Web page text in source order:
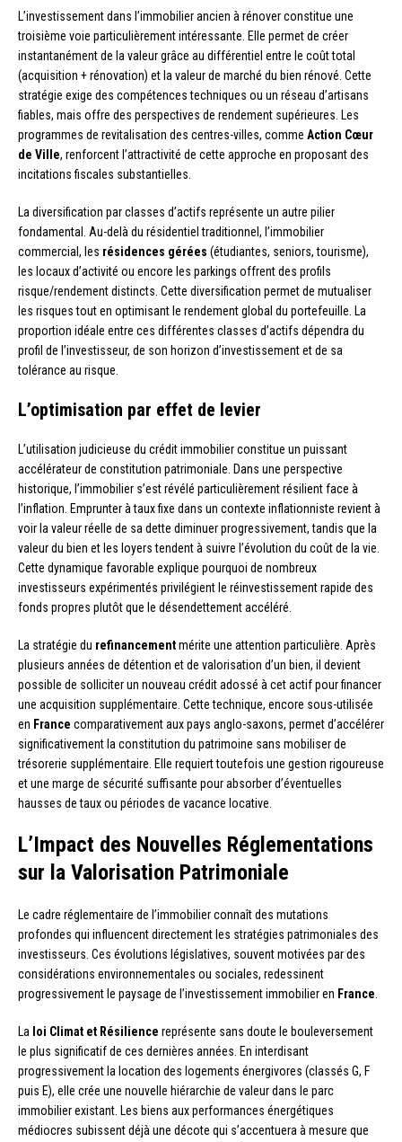
L’investissement dans l’immobilier ancien à rénover constitue une
troisième voie particulièrement intéressante. Elle permet de créer
instantanément de la valeur grâce au différentiel entre le coût total
(acquisition + rénovation) et la valeur de marché du bien rénové. Cette
stratégie exige des compétences techniques ou un réseau d’artisans
fiables, mais offre des perspectives de rendement supérieures. Les
programmes de revitalisation des centres-villes, comme Action Cœur
de Ville, renforcent l’attractivité de cette approche en proposant des
incitations fiscales substantielles.
La diversification par classes d’actifs représente un autre pilier
fondamental. Au-delà du résidentiel traditionnel, l’immobilier
commercial, les résidences gérées (étudiantes, seniors, tourisme),
les locaux d’activité ou encore les parkings offrent des profils
risque/rendement distincts. Cette diversification permet de mutualiser
les risques tout en optimisant le rendement global du portefeuille. La
proportion idéale entre ces différentes classes d’actifs dépendra du
profil de l’investisseur, de son horizon d’investissement et de sa
tolérance au risque.
L’optimisation par effet de levier
L’utilisation judicieuse du crédit immobilier constitue un puissant
accélérateur de constitution patrimoniale. Dans une perspective
historique, l’immobilier s’est révélé particulièrement résilient face à
l’inflation. Emprunter à taux fixe dans un contexte inflationniste revient à
voir la valeur réelle de sa dette diminuer progressivement, tandis que la
valeur du bien et les loyers tendent à suivre l’évolution du coût de la vie.
Cette dynamique favorable explique pourquoi de nombreux
investisseurs expérimentés privilégient le réinvestissement rapide des
fonds propres plutôt que le désendettement accéléré.
La stratégie du refinancementmérite une attention particulière. Après
plusieurs années de détention et de valorisation d’un bien, il devient
possible de solliciter un nouveau crédit adossé à cet actif pour financer
une acquisition supplémentaire. Cette technique, encore sous-utilisée
en France comparativement aux pays anglo-saxons, permet d’accélérer
significativement la constitution du patrimoine sans mobiliser de
trésorerie supplémentaire. Elle requiert toutefois une gestion rigoureuse
et une marge de sécurité suffisante pour absorber d’éventuelles
hausses de taux ou périodes de vacance locative.
L’Impact des Nouvelles Réglementations
sur la Valorisation Patrimoniale
Le cadre réglementaire de l’immobilier connaît des mutations
profondes qui influencent directement les stratégies patrimoniales des
investisseurs. Ces évolutions législatives, souvent motivées par des
considérations environnementales ou sociales, redessinent
progressivement le paysage de l’investissement immobilier en France.
La loi Climat et Résilience représente sans doute le bouleversement
le plus significatif de ces dernières années. En interdisant
progressivement la location des logements énergivores (classés G, F
puis E), elle crée une nouvelle hiérarchie de valeur dans le parc
immobilier existant. Les biens aux performances énergétiques
médiocres subissent déjà une décote qui s’accentuera à mesure que